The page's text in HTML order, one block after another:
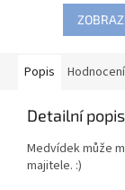
Popis Hodnocení
Detailní
Medvídek může
majitele. :)